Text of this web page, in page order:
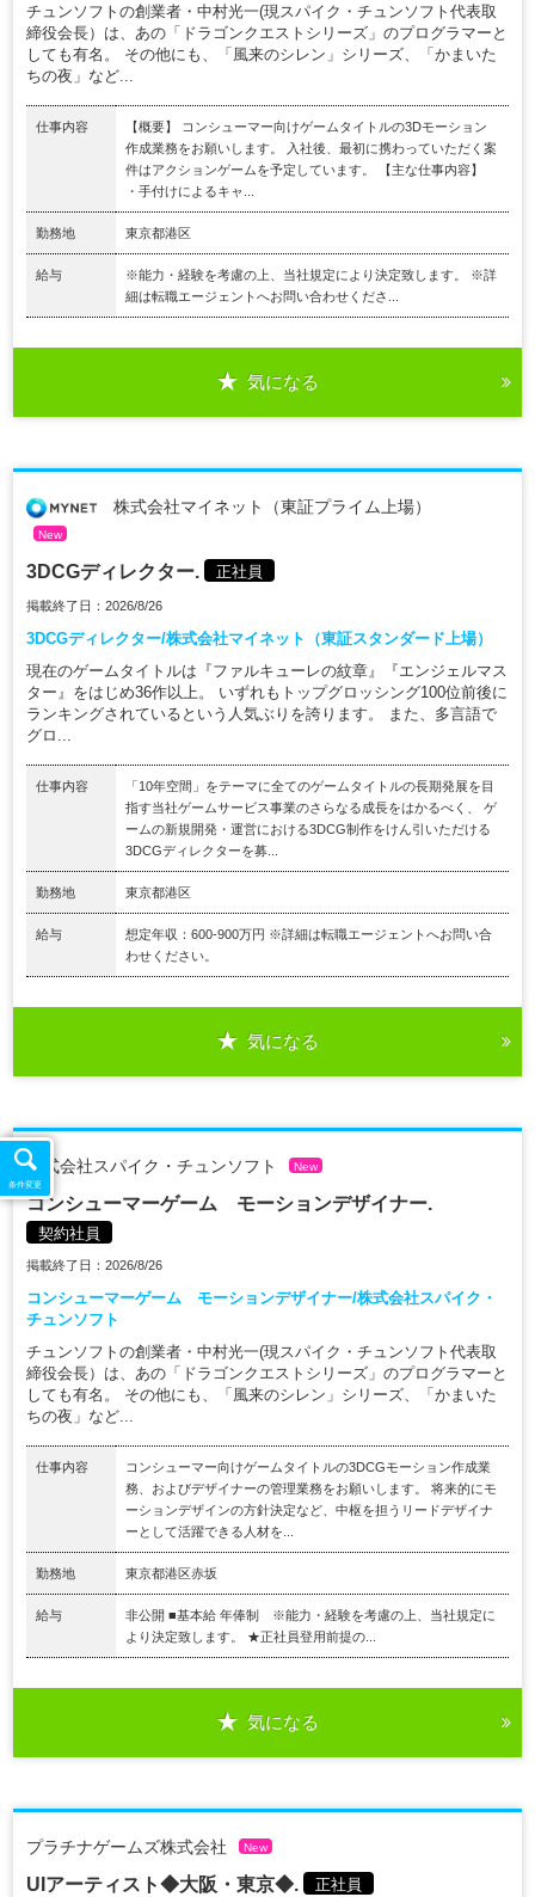
チュンソフトの創業者・中村光一(現スパイク・チュンソフト代表取
締役会長）は、あの「ドラゴンクエストシリーズ」のプログラマーと
しても有名。 その他にも、「風来のシレン」シリーズ、「かまいた
ちの夜」など...
仕事内容
【概要】 コンシューマー向けゲームタイトルの3Dモーション
作成業務をお願いします。 入社後、最初に携わっていただく案
件はアクションゲームを予定しています。 【主な仕事内容】
・手付けによるキャ...
勤務地 東京都港区
給与
※能力・経験を考慮の上、当社規定により決定致します。 ※詳
細は転職エージェントへお問い合わせくださ...
気になる
株式会社マイネット（東証プライム上場）
New
3DCGディレクター. 正社員
掲載終了日：2026/8/26
3DCGディレクター/株式会社マイネット（東証スタンダード上場）
現在のゲームタイトルは『ファルキューレの紋章』『エンジェルマス
ター』をはじめ36作以上。 いずれもトップグロッシング100位前後に
ランキングされているという人気ぶりを誇ります。 また、多言語で
グロ...
仕事内容
「10年空間」をテーマに全てのゲームタイトルの長期発展を目
指す当社ゲームサービス事業のさらなる成長をはかるべく、 ゲ
ームの新規開発・運営における3DCG制作をけん引いただける
3DCGディレクターを募...
勤務地 東京都港区
給与
想定年収：600-900万円 ※詳細は転職エージェントへお問い合
わせください。
気になる
株式会社スパイク・チュンソフト New
コンシューマーゲーム モーションデザイナー.
契約社員
掲載終了日：2026/8/26
コンシューマーゲーム モーションデザイナー/株式会社スパイク・
チュンソフト
チュンソフトの創業者・中村光一(現スパイク・チュンソフト代表取
締役会長）は、あの「ドラゴンクエストシリーズ」のプログラマーと
しても有名。 その他にも、「風来のシレン」シリーズ、「かまいた
ちの夜」など...
仕事内容
コンシューマー向けゲームタイトルの3DCGモーション作成業
務、およびデザイナーの管理業務をお願いします。 将来的にモ
ーションデザインの方針決定など、中枢を担うリードデザイナ
ーとして活躍できる人材を...
勤務地 東京都港区赤坂
給与
非公開 ■基本給 年俸制 ※能力・経験を考慮の上、当社規定に
より決定致します。 ★正社員登用前提の...
気になる
プラチナゲームズ株式会社 New
UIアーティスト◆大阪・東京◆. 正社員
条件変更